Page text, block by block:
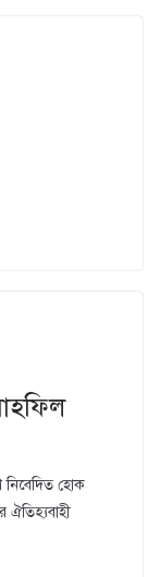
নিবেদিত হোক
ঐতিহ্যবাহী